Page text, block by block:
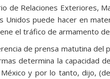
de Relaciones Exteriores,
Unidos puede hacer en
el tráfico de armamento
de prensa matutina
determina la capacidad
México y por lo tanto, dijo,